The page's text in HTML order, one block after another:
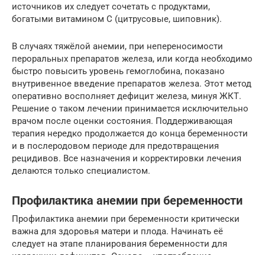
источников их следует сочетать с продуктами,
богатыми витамином С (цитрусовые, шиповник).
В случаях тяжёлой анемии, при непереносимости
пероральных препаратов железа, или когда необходимо
быстро повысить уровень гемоглобина, показано
внутривенное введение препаратов железа. Этот метод
оперативно восполняет дефицит железа, минуя ЖКТ.
Решение о таком лечении принимается исключительно
врачом после оценки состояния. Поддерживающая
терапия нередко продолжается до конца беременности
и в послеродовом периоде для предотвращения
рецидивов. Все назначения и корректировки лечения
делаются только специалистом.
Профилактика анемии при беременности
Профилактика анемии при беременности критически
важна для здоровья матери и плода. Начинать её
следует на этапе планирования беременности для